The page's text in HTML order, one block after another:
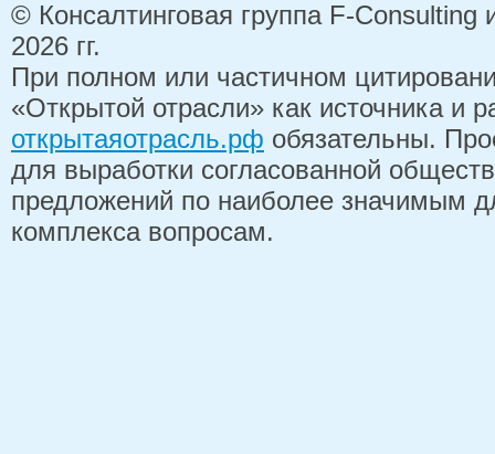
© Консалтинговая группа F-
2026 гг.
При полном или частичном
«Открытой отрасли» как источника и
открытаяотрасль.рф обязательны.
для выработки согласованной
предложений по наиболее значимым
комплекса вопросам.